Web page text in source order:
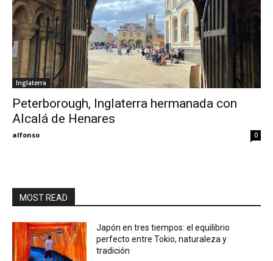
My
Inglaterra
Peterborough, Inglaterra hermanada con
Alcalá de Henares
alfonso 0
MOST READ
Japón en tres tiempos: el equilibrio
perfecto entre Tokio, naturaleza y
tradición